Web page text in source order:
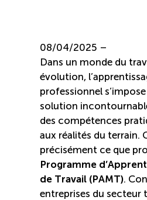
Diffusion d’offres d’emploi
Programmes d’aide et
Recrutement de travailleurs
Ressources
Compétences et
08/04/2025 –
Dans un monde du
évolution,
professionnel
solution
des compétences
aux réalités du terrain.
précisément ce que
Programme
de Travail (PAMT).
entreprises du secteur